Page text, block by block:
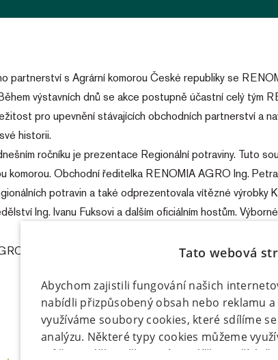
partnerství s Agrární komorou České republiky se
výstavních dnů se akce postupně účastní celý tým
pro upevnění stávajících obchodních partnerství a
historii.
ročníku je prezentace Regionální potraviny. Tuto
komorou. Obchodní ředitelka RENOMIA AGRO Ing.
potravin a také odprezentovala vítězné výrobky
Ing. Ivanu Fuksovi a dalším oficiálním hostům.
je partner českých zemědělců a potravinářů a
Tato webová
Abychom zajistili fungování našich
nabídli přizpůsobený obsah nebo reklamu
využíváme soubory cookies, které sdílíme
analýzu. Některé typy cookies můžeme
můžete udělit zaškrtnutím políčka u